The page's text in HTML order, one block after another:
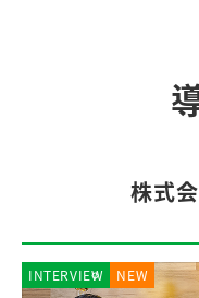
株式
INTERVIEW NEW